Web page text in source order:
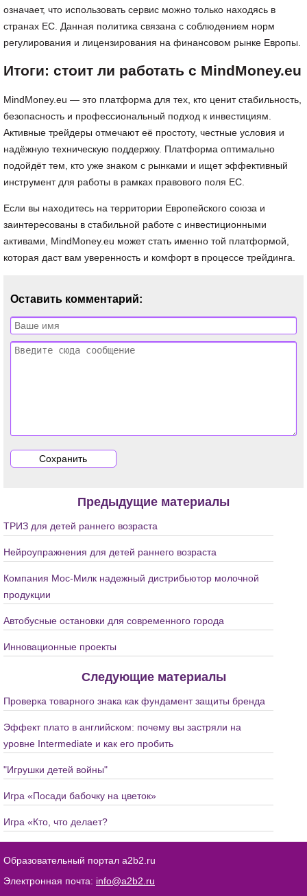
означает, что использовать сервис можно только находясь в
странах ЕС. Данная политика связана с соблюдением норм
регулирования и лицензирования на финансовом рынке Европы.
Итоги: стоит ли работать с MindMoney.eu
MindMoney.eu — это платформа для тех, кто ценит стабильность,
безопасность и профессиональный подход к инвестициям.
Активные трейдеры отмечают её простоту, честные условия и
надёжную техническую поддержку. Платформа оптимально
подойдёт тем, кто уже знаком с рынками и ищет эффективный
инструмент для работы в рамках правового поля ЕС.
Если вы находитесь на территории Европейского союза и
заинтересованы в стабильной работе с инвестиционными
активами, MindMoney.eu может стать именно той платформой,
которая даст вам уверенность и комфорт в процессе трейдинга.
Оставить комментарий:
Предыдущие материалы
ТРИЗ для детей раннего возраста
Нейроупражнения для детей раннего возраста
Компания Мос-Милк надежный дистрибьютор молочной
продукции
Автобусные остановки для современного города
Инновационные проекты
Следующие материалы
Проверка товарного знака как фундамент защиты бренда
Эффект плато в английском: почему вы застряли на
уровне Intermediate и как его пробить
"Игрушки детей войны"
Игра «Посади бабочку на цветок»
Игра «Кто, что делает?
Образовательный портал a2b2.ru
Электронная почта: info@a2b2.ru